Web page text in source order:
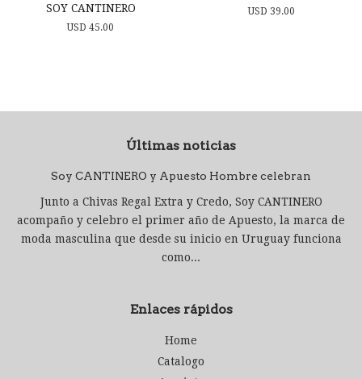
SOY CANTINERO
Precio
USD 45.00
Precio
USD 39.00
Últimas noticias
Soy CANTINERO y Apuesto Hombre celebran
Junto a Chivas Regal Extra y Credo, Soy CANTINERO
acompaño y celebro el primer año de Apuesto, la marca de
moda masculina que desde su inicio en Uruguay funciona
como...
Enlaces rápidos
Home
Catalogo